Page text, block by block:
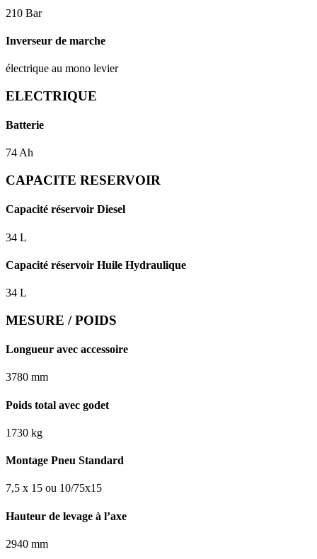
210 Bar
Inverseur de marche
électrique au mono levier
ELECTRIQUE
Batterie
74 Ah
CAPACITE RESERVOIR
Capacité réservoir Diesel
34 L
Capacité réservoir Huile Hydraulique
34 L
MESURE / POIDS
Longueur avec accessoire
3780 mm
Poids total avec godet
1730 kg
Montage Pneu Standard
7,5 x 15 ou 10/75x15
Hauteur de levage à l’axe
2940 mm